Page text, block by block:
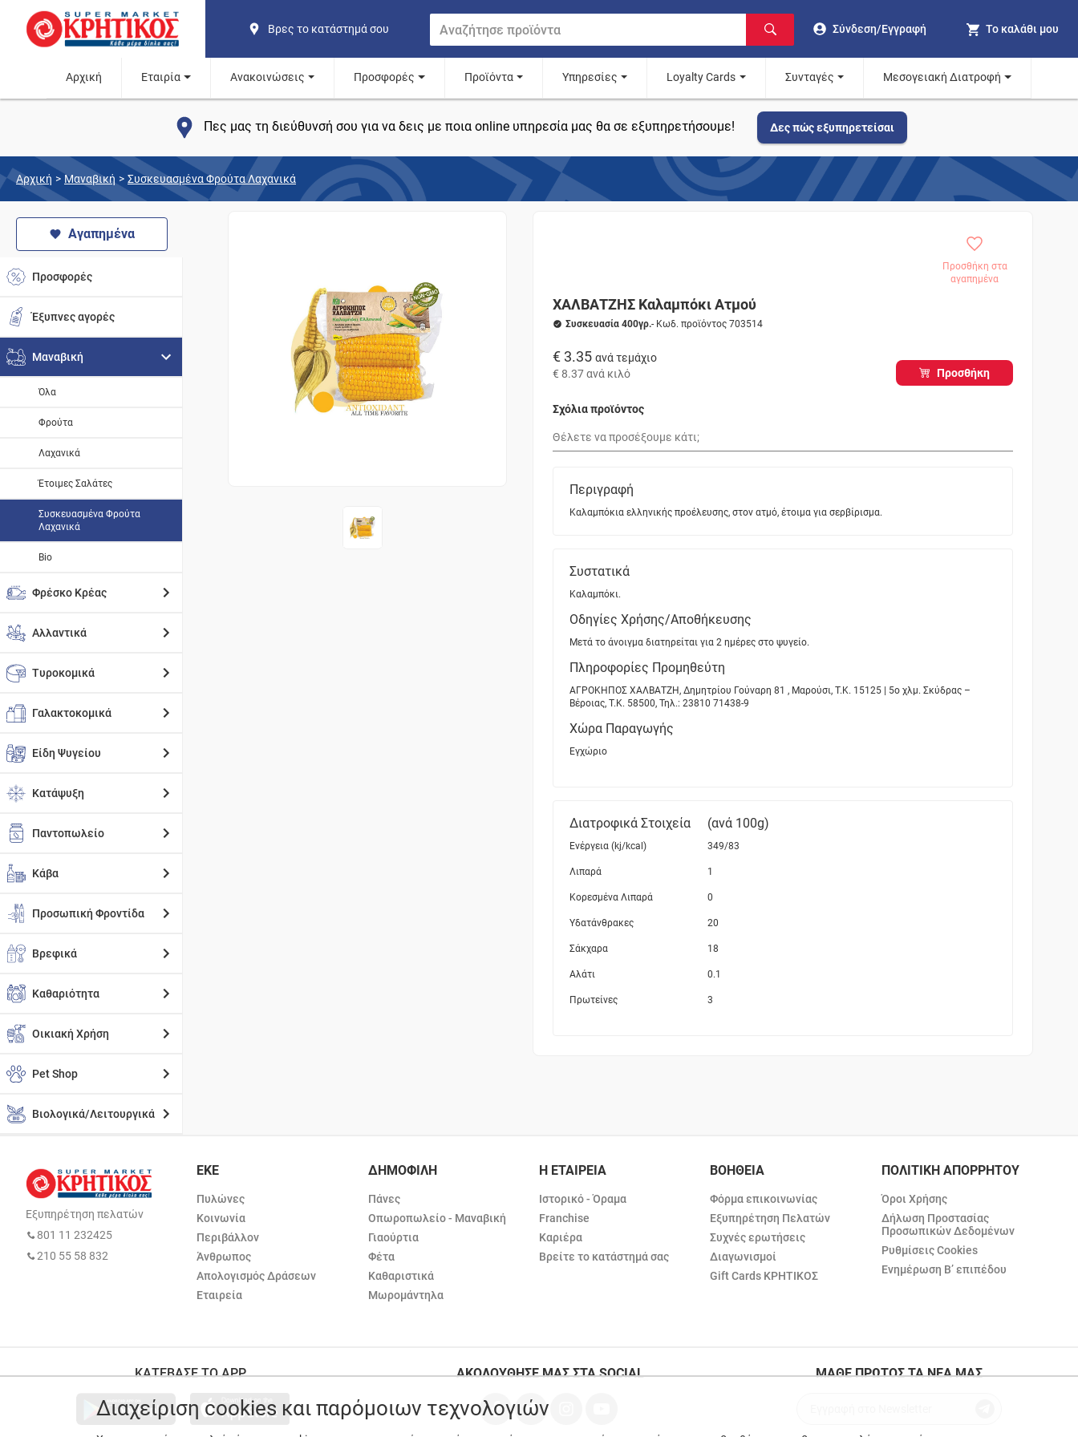
Βρες το κατάστημά σου Σύνδεση/Εγγραφή Το καλάθι μου
Αρχική Εταιρία Ανακοινώσεις Προσφορές Προϊόντα Υπηρεσίες Loyalty Cards Συνταγές Μεσογειακή Διατροφή
Πες μας τη διεύθυνσή σου για να δεις με ποια online υπηρεσία μας θα σε εξυπηρετήσουμε! Δες πώς εξυπηρετείσαι
Αρχική > Μαναβική > Συσκευασμένα Φρούτα Λαχανικά
Αγαπημένα
Προσφορές
Έξυπνες αγορές
Μαναβική
Όλα
Φρούτα
Λαχανικά
Έτοιμες Σαλάτες
Συσκευασμένα Φρούτα
Λαχανικά
Bio
Φρέσκο Κρέας
Αλλαντικά
Τυροκομικά
Γαλακτοκομικά
Είδη Ψυγείου
Κατάψυξη
Παντοπωλείο
Κάβα
Προσωπική Φροντίδα
Βρεφικά
Καθαριότητα
Οικιακή Χρήση
Pet Shop
Βιολογικά/Λειτουργικά
Προσθήκη στα
αγαπημένα
ΧΑΛΒΑΤΖΗΣ Καλαμπόκι Ατμού
Συσκευασία 400γρ.- Κωδ. προϊόντος 703514
€ 3.35 ανά τεμάχιο
€ 8.37ανά κιλό Προσθήκη
Σχόλια προϊόντος
Περιγραφή
Καλαμπόκια ελληνικής προέλευσης, στον ατμό, έτοιμα για σερβίρισμα.
Συστατικά
Καλαμπόκι.
Οδηγίες Χρήσης/Αποθήκευσης
Μετά το άνοιγμα διατηρείται για 2 ημέρες στο ψυγείο.
Πληροφορίες Προμηθεύτη
ΑΓΡΟΚΗΠΟΣ ΧΑΛΒΑΤΖΗ, Δημητρίου Γούναρη 81 , Μαρούσι, Τ.Κ. 15125 | 5ο χλμ. Σκύδρας –
Βέροιας, Τ.Κ. 58500, Τηλ.: 23810 71438-9
Χώρα Παραγωγής
Εγχώριο
Διατροφικά Στοιχεία (ανά 100g)
Ενέργεια (kj/kcal) 349/83
Λιπαρά 1
Κορεσμένα Λιπαρά 0
Υδατάνθρακες 20
Σάκχαρα 18
Αλάτι 0.1
Πρωτείνες 3
Εξυπηρέτηση πελατών
801 11 232425
210 55 58 832
ΕΚΕ
Πυλώνες
Κοινωνία
Περιβάλλον
Άνθρωπος
Απολογισμός Δράσεων
Εταιρεία
ΔΗΜΟΦΙΛΗ
Πάνες
Οπωροπωλείο - Μαναβική
Γιαούρτια
Φέτα
Καθαριστικά
Μωρομάντηλα
Η ΕΤΑΙΡΕΙΑ
Ιστορικό - Όραμα
Franchise
Καριέρα
Βρείτε το κατάστημά σας
ΒΟΗΘΕΙΑ
Φόρμα επικοινωνίας
Εξυπηρέτηση Πελατών
Συχνές ερωτήσεις
Διαγωνισμοί
Gift Cards ΚΡΗΤΙΚΟΣ
ΠΟΛΙΤΙΚΗ ΑΠΟΡΡΗΤΟΥ
Όροι Χρήσης
Δήλωση Προστασίας
Προσωπικών Δεδομένων
Ρυθμίσεις Cookies
Ενημέρωση Β’ επιπέδου
ΚΑΤΕΒΑΣΕ ΤΟ APP ΑΚΟΛΟΥΘΗΣΕ ΜΑΣ ΣΤΑ SOCIAL ΜΑΘΕ ΠΡΩΤΟΣ ΤΑ ΝΕΑ ΜΑΣ
Διαχείριση cookies και παρόμοιων τεχνολογιών